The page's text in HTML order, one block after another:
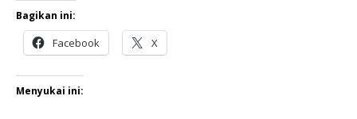
Bagikan ini:
Facebook X
Menyukai ini: